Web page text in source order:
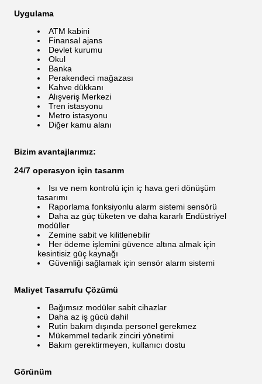
Uygulama
ATM kabini
Finansal ajans
Devlet kurumu
Okul
Banka
Perakendeci mağazası
Kahve dükkanı
Alışveriş Merkezi
Tren istasyonu
Metro istasyonu
Diğer kamu alanı
Bizim avantajlarımız:
24/7 operasyon için tasarım
Isı ve nem kontrolü için iç hava geri dönüşüm
tasarımı
Raporlama fonksiyonlu alarm sistemi sensörü
Daha az güç tüketen ve daha kararlı Endüstriyel
modüller
Zemine sabit ve kilitlenebilir
Her ödeme işlemini güvence altına almak için
kesintisiz güç kaynağı
Güvenliği sağlamak için sensör alarm sistemi
Maliyet Tasarrufu Çözümü
Bağımsız modüler sabit cihazlar
Daha az iş gücü dahil
Rutin bakım dışında personel gerekmez
Mükemmel tedarik zinciri yönetimi
Bakım gerektirmeyen, kullanıcı dostu
Görünüm